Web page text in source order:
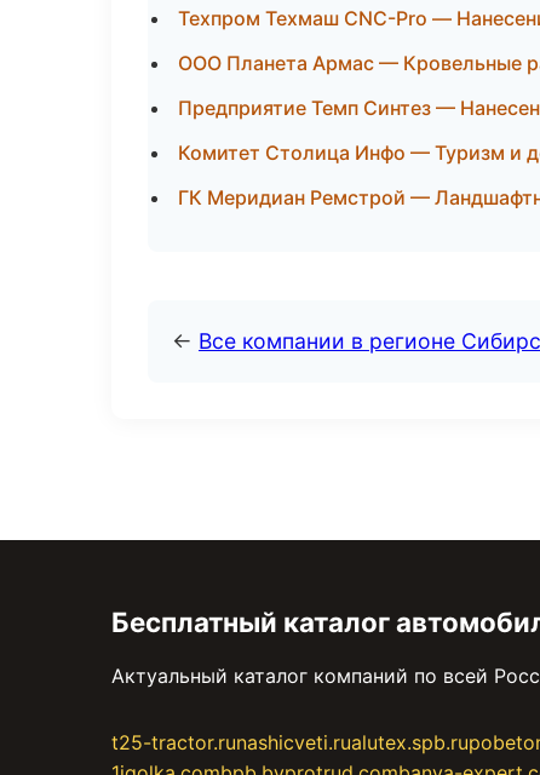
Техпром Техмаш CNC-Pro —
ООО Планета Армас — Кровельные
Предприятие Темп Синтез —
Комитет Столица Инфо — Туризм и
ГК Меридиан Ремстрой —
← Все компании в регионе
Бесплатный каталог
Актуальный каталог компаний по всей
t25-tractor.runashicveti.rualutex.spb.ru